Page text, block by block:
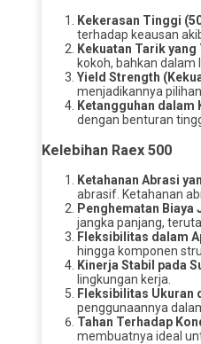
Kekerasan Tinggi
terhadap keausan
Kekuatan Tarik
kokoh, bahkan
Yield Strength
menjadikannya
Ketangguhan dalam
dengan benturan
Kelebihan Raex 500
Ketahanan Abrasi
abrasif. Ketahanan
Penghematan Biaya
jangka panjang,
Fleksibilitas dalam
hingga komponen
Kinerja Stabil pada
lingkungan kerja.
Fleksibilitas Ukuran
penggunaannya
Tahan Terhadap
membuatnya ideal